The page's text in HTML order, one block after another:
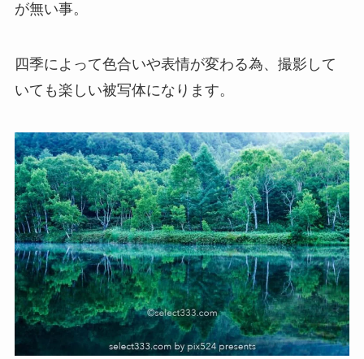
が無い事。
四季によって色合いや表情が変わる為、撮影して
いても楽しい被写体になります。